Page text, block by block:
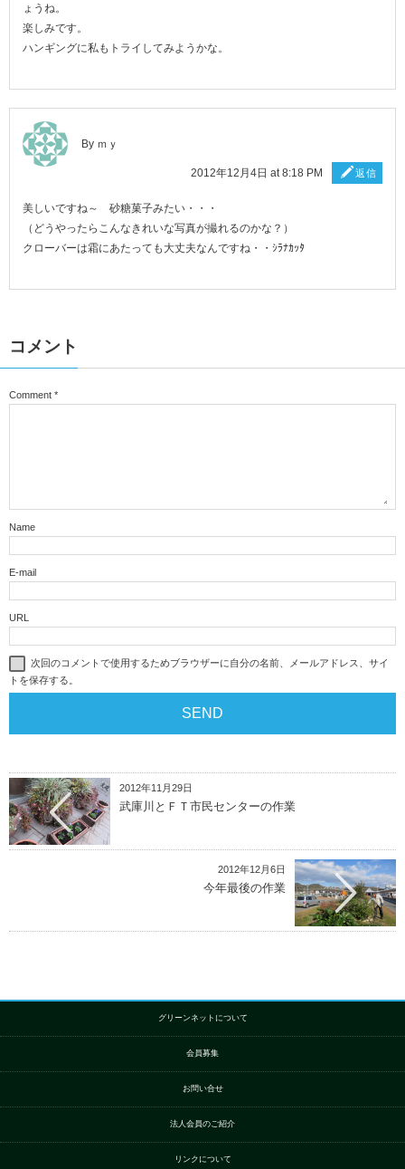
ょうね。
楽しみです。
ハンギングに私もトライしてみようかな。
By ｍｙ
2012年12月4日 at 8:18 PM 返信
美しいですね～ 砂糖菓子みたい・・・
（どうやったらこんなきれいな写真が撮れるのかな？）
クローバーは霜にあたっても大丈夫なんですね・・ｼﾗﾅｶｯﾀ
コメント
Comment *
Name
E-mail
URL
次回のコメントで使用するためブラウザーに自分の名前、メールアドレス、サイ
トを保存する。
2012年11月29日
武庫川とＦＴ市民センターの作業
2012年12月6日
今年最後の作業
グリーンネットについて
会員募集
お問い合せ
法人会員のご紹介
リンクについて